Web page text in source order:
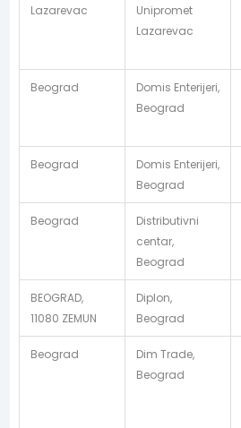
Lazarevac
Unipromet
Lazarevac
Beograd
Domis Enterijeri,
Beograd
Beograd
Domis Enterijeri,
Beograd
Beograd
Distributivni
centar,
Beograd
BEOGRAD,
11080 ZEMUN
Diplon,
Beograd
Beograd
Dim Trade,
Beograd